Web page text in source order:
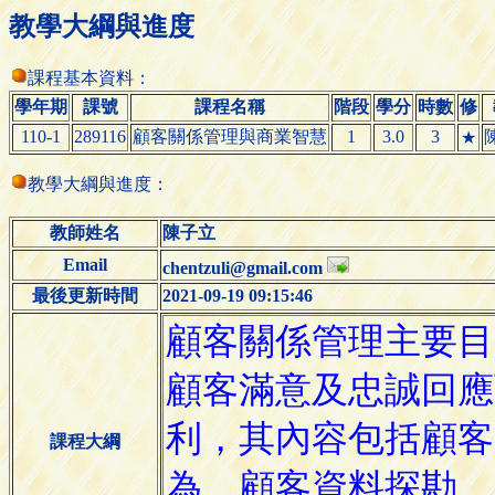
教學大綱與進度
課程基本資料：
學年期
課號 課程名稱 階段 學分 時數 修
110-1
289116 顧客關係管理與商業智慧 1 3.0 3 ★
教學大綱與進度：
教師姓名
陳子立
Email
chentzuli@gmail.com
最後更新時間
2021-09-19 09:15:46
課程大綱